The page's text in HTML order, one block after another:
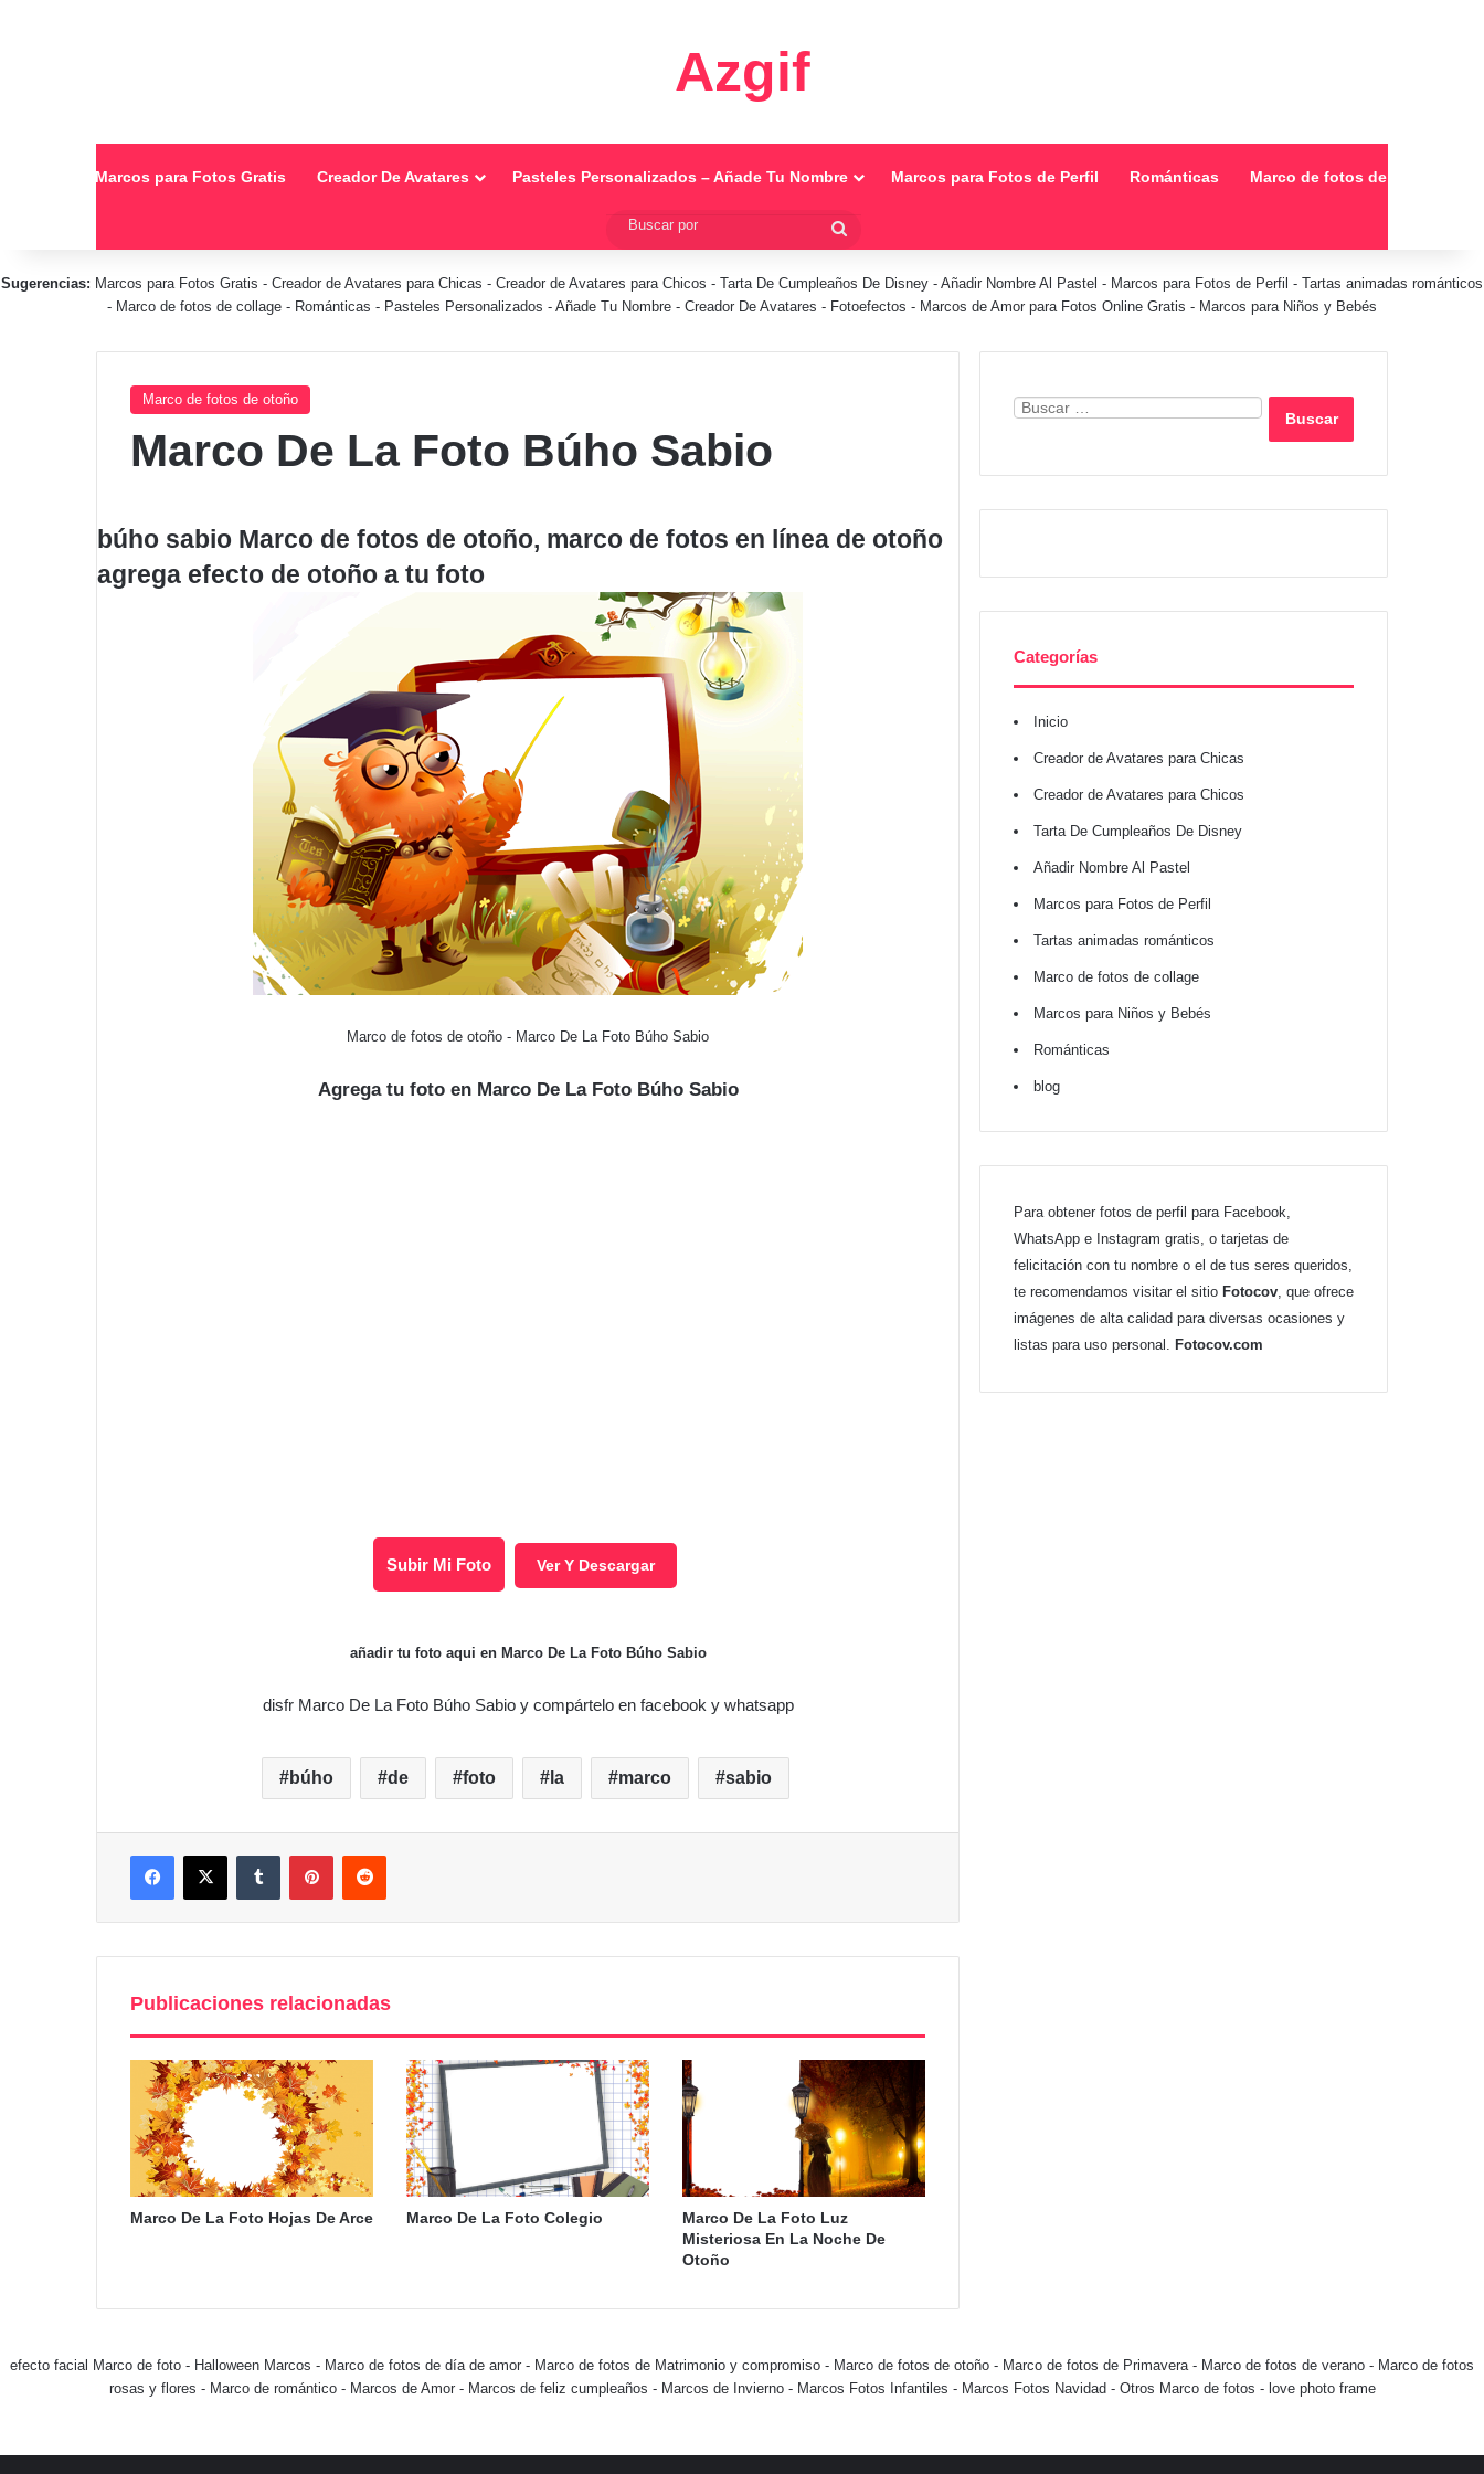
Azgif
Marcos para Fotos Gratis Creador De Avatares Pasteles Personalizados – Añade Tu Nombre Marcos para Fotos de Perfil Románticas Marco de fotos de collage
Sugerencias: Marcos para Fotos Gratis - Creador de Avatares para Chicas - Creador de Avatares para Chicos - Tarta De Cumpleaños De Disney - Añadir Nombre Al Pastel - Marcos para Fotos de Perfil - Tartas animadas románticos
- Marco de fotos de collage - Románticas - Pasteles Personalizados - Añade Tu Nombre - Creador De Avatares - Fotoefectos - Marcos de Amor para Fotos Online Gratis - Marcos para Niños y Bebés
Marco de fotos de otoño
Marco De La Foto Búho Sabio
búho sabio Marco de fotos de otoño, marco de fotos en línea de otoño
agrega efecto de otoño a tu foto
Marco de fotos de otoño - Marco De La Foto Búho Sabio
Agrega tu foto en Marco De La Foto Búho Sabio
Subir Mi Foto Ver Y Descargar
añadir tu foto aqui en Marco De La Foto Búho Sabio
disfr Marco De La Foto Búho Sabio y compártelo en facebook y whatsapp
búho de foto la marco sabio
FacebookX Tumblr PinterestReddit
Publicaciones relacionadas
Marco De La Foto Hojas De Arce Marco De La Foto Colegio
Marco De La Foto Luz
Misteriosa En La Noche De
Otoño
Categorías
Inicio
Creador de Avatares para Chicas
Creador de Avatares para Chicos
Tarta De Cumpleaños De Disney
Añadir Nombre Al Pastel
Marcos para Fotos de Perfil
Tartas animadas románticos
Marco de fotos de collage
Marcos para Niños y Bebés
Románticas
blog
Para obtener fotos de perfil para Facebook,
WhatsApp e Instagram gratis, o tarjetas de
felicitación con tu nombre o el de tus seres queridos,
te recomendamos visitar el sitio Fotocov, que ofrece
imágenes de alta calidad para diversas ocasiones y
listas para uso personal. Fotocov.com
efecto facial Marco de foto - Halloween Marcos - Marco de fotos de día de amor - Marco de fotos de Matrimonio y compromiso - Marco de fotos de otoño - Marco de fotos de Primavera - Marco de fotos de verano - Marco de fotos
rosas y flores - Marco de romántico- Marcos de Amor- Marcos de feliz cumpleaños - Marcos de Invierno- Marcos Fotos Infantiles - Marcos Fotos Navidad- Otros Marco de fotos - love photo frame